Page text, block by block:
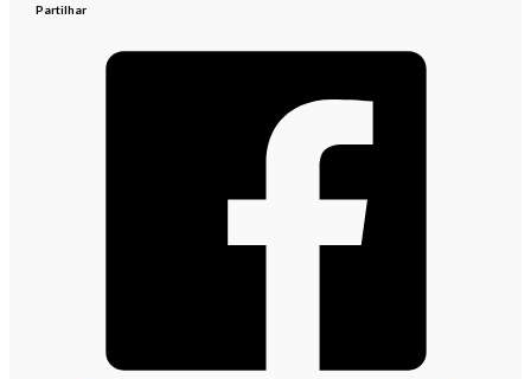
Partilhar